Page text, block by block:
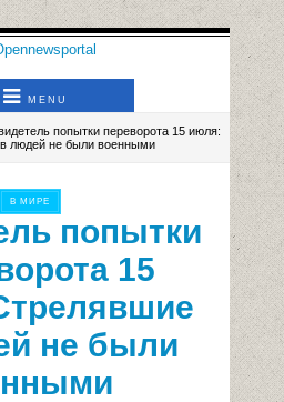
MENU
попытки переворота 15 июля:
людей не были военными
В МИРЕ
попытки
15
не были